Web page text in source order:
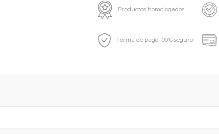
Productos homologados
Forma de pago 100% seguro